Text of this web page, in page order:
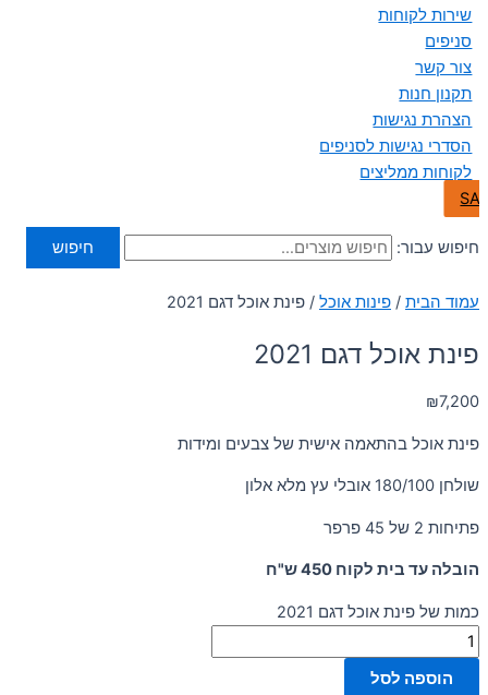
שירות לקוחות
סניפים
צור קשר
תקנון חנות
הצהרת נגישות
הסדרי נגישות לסניפים
לקוחות ממליצים
חיפוש עבור: חיפוש
עמוד הבית / פינות אוכל / פינת אוכל דגם 2021
פינת אוכל דגם 2021
₪7,200
פינת אוכל בהתאמה אישית של צבעים ומידות
שולחן 180/100 אובלי עץ מלא אלון
פתיחות 2 של 45 פרפר
הובלה עד בית לקוח 450 ש"ח
כמות של פינת אוכל דגם 2021
הוספה לסל